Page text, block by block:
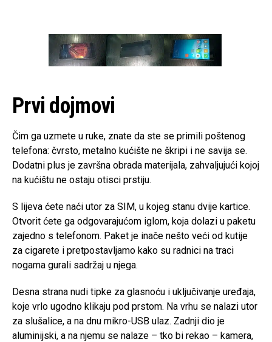
Prvi dojmovi
Čim ga uzmete u ruke, znate da ste se primili poštenog
telefona: čvrsto, metalno kućište ne škripi i ne savija se.
Dodatni plus je završna obrada materijala, zahvaljujući kojoj
na kućištu ne ostaju otisci prstiju.
S lijeva ćete naći utor za SIM, u kojeg stanu dvije kartice.
Otvorit ćete ga odgovarajućom iglom, koja dolazi u paketu
zajedno s telefonom. Paket je inače nešto veći od kutije
za cigarete i pretpostavljamo kako su radnici na traci
nogama gurali sadržaj u njega.
Desna strana nudi tipke za glasnoću i uključivanje uređaja,
koje vrlo ugodno klikaju pod prstom. Na vrhu se nalazi utor
za slušalice, a na dnu mikro-USB ulaz. Zadnji dio je
aluminijski, a na njemu se nalaze – tko bi rekao – kamera,